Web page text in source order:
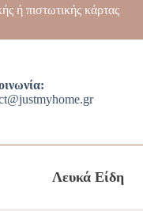
ή πιστωτικής κάρτας
Λευκά Είδη